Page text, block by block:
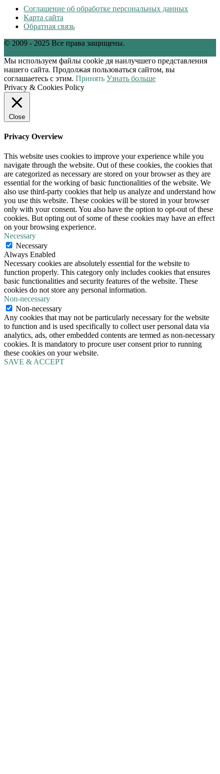
Соглашение об обработке персональных данных
Карта сайта
Обратная связь
© 2009 - 2025 Все права защищены.
Мы используем файлы cookie дя наилучшего представления
нашего сайта. Продолжая пользоваться сайтом, вы
соглашаетесь с этим. Принять Узнать больше
Privacy & Cookies Policy
Close
Privacy Overview
This website uses cookies to improve your experience while you
navigate through the website. Out of these cookies, the cookies that
are categorized as necessary are stored on your browser as they are
essential for the working of basic functionalities of the website. We
also use third-party cookies that help us analyze and understand how
you use this website. These cookies will be stored in your browser
only with your consent. You also have the option to opt-out of these
cookies. But opting out of some of these cookies may have an effect
on your browsing experience.
Necessary
Necessary
Always Enabled
Necessary cookies are absolutely essential for the website to
function properly. This category only includes cookies that ensures
basic functionalities and security features of the website. These
cookies do not store any personal information.
Non-necessary
Non-necessary
Any cookies that may not be particularly necessary for the website
to function and is used specifically to collect user personal data via
analytics, ads, other embedded contents are termed as non-necessary
cookies. It is mandatory to procure user consent prior to running
these cookies on your website.
SAVE & ACCEPT